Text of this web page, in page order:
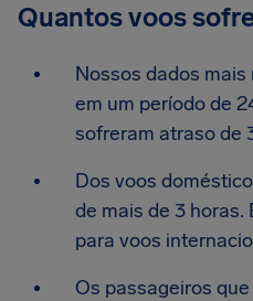
Quantos voos
Nossos dados
em um período de
sofreram atraso de
Dos voos
de mais de 3
para voos
Os passageiros